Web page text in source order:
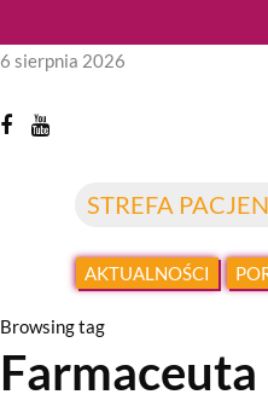
STREFA
6 sierpnia 2026
AKTUALNOŚCI
Browsing tag
Farmaceuta